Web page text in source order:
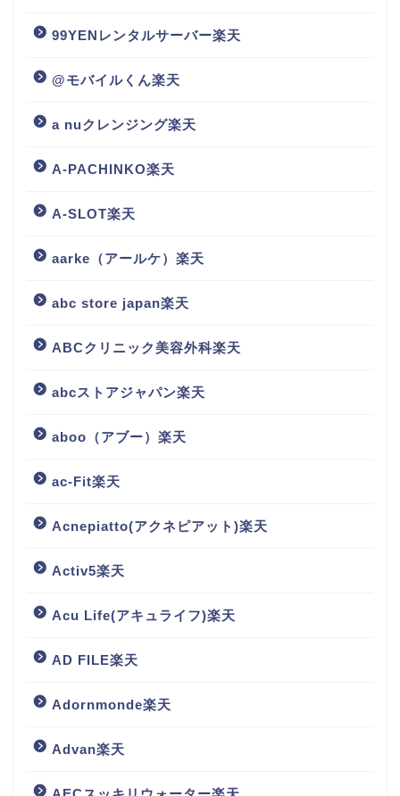
99YENレンタルサーバー楽天
@モバイルくん楽天
a nuクレンジング楽天
A-PACHINKO楽天
A-SLOT楽天
aarke（アールケ）楽天
abc store japan楽天
ABCクリニック美容外科楽天
abcストアジャパン楽天
aboo（アブー）楽天
ac-Fit楽天
Acnepiatto(アクネピアット)楽天
Activ5楽天
Acu Life(アキュライフ)楽天
AD FILE楽天
Adornmonde楽天
Advan楽天